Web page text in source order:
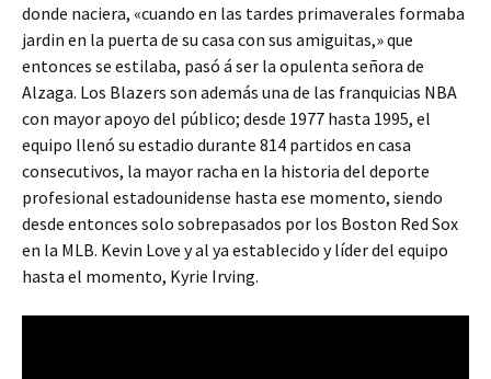
donde naciera, «cuando en las tardes primaverales formaba
jardin en la puerta de su casa con sus amiguitas,» que
entonces se estilaba, pasó á ser la opulenta señora de
Alzaga. Los Blazers son además una de las franquicias NBA
con mayor apoyo del público; desde 1977 hasta 1995, el
equipo llenó su estadio durante 814 partidos en casa
consecutivos, la mayor racha en la historia del deporte
profesional estadounidense hasta ese momento, siendo
desde entonces solo sobrepasados por los Boston Red Sox
en la MLB. Kevin Love y al ya establecido y líder del equipo
hasta el momento, Kyrie Irving.